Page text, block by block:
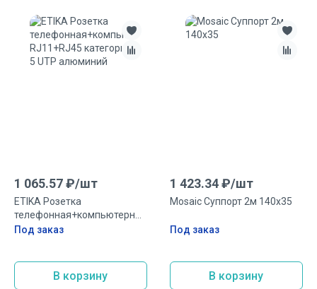
1 065.57₽/шт
ETIKA Розетка
телефонная+компьютерная
RJ11+RJ45 категория 5 UTP
Под заказ
В корзину
1 423.34₽/шт
Mosaic Суппорт 2м 140х35
Под заказ
В корзину